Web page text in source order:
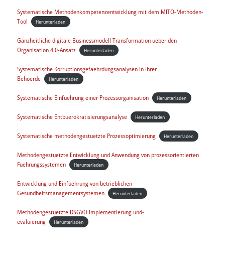
Systematische Methodenkompetenzentwicklung mit dem MITO-Methoden-
Tool
Herunterladen
Ganzheitliche digitale Businessmodell Transformation ueber den
Organisation 4.0-Ansatz
Herunterladen
Systematische Korruptionsgefaehrdungsanalysen in Ihrer
Behoerde
Herunterladen
Systematische Einfuehrung einer Prozessorganisation Herunterladen
Systematische Entbuerokratisierungsanalyse Herunterladen
Systematische methodengestuetzte Prozessoptimierung Herunterladen
Methodengestuetzte Entwicklung und Anwendung von prozessorientierten
Fuehrungssystemen
Herunterladen
Entwicklung und Einfuehrung von betrieblichen
Gesundheitsmanagementsystemen
Herunterladen
Methodengestuetzte DSGVO Implementierung und-
evaluierung
Herunterladen